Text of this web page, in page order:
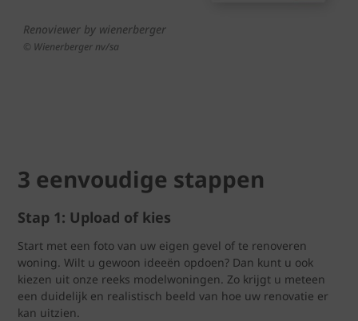
Renoviewer by wienerberger
© Wienerberger nv/sa
3 eenvoudige stappen
Stap 1: Upload of kies
Start met een foto van uw eigen gevel of te renoveren
woning. Wilt u gewoon ideeën opdoen? Dan kunt u ook
kiezen uit onze reeks modelwoningen. Zo krijgt u meteen
een duidelijk en realistisch beeld van hoe uw renovatie er
kan uitzien.